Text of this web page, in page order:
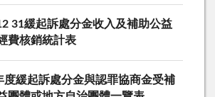
31緩起訴處分金收入及補助公益
費核銷統計表
度緩起訴處分金與認罪協商金受補